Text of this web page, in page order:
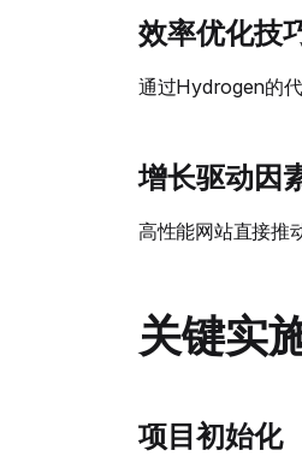
效率优化技
通过Hydrogen的
增长驱动因
高性能网站直接推
关键实
项目初始化